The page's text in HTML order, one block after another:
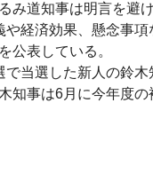
み道知事は明言を避
経済効果、懸念事
公表している。
当選した新人の鈴
知事は6月に今年度